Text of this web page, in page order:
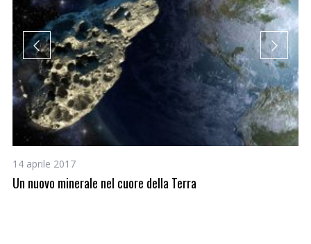
14 aprile 2017
Un nuovo minerale nel cuore della Terra